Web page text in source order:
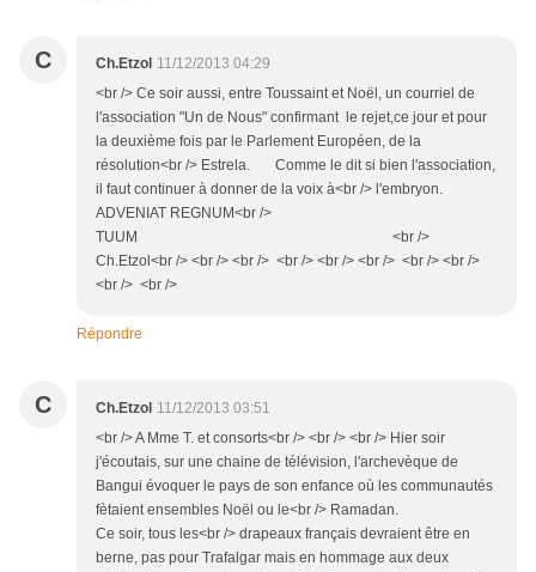
C Ch.Etzol 11/12/2013 04:29
<br /> Ce soir aussi, entre Toussaint et Noël, un courriel de
l'association "Un de Nous" confirmant le rejet,ce jour et pour
la deuxième fois par le Parlement Européen, de la
résolution<br /> Estrela. Comme le dit si bien l'association,
il faut continuer à donner de la voix à<br /> l'embryon.
ADVENIAT REGNUM<br />
TUUM <br />
Ch.Etzol<br /> <br /> <br /> <br /> <br /> <br /> <br /> <br />
<br /> <br />
Répondre
C Ch.Etzol 11/12/2013 03:51
<br /> A Mme T. et consorts<br /> <br /> <br /> Hier soir
j'écoutais, sur une chaine de télévision, l'archevèque de
Bangui évoquer le pays de son enfance où les communautés
fètaient ensembles Noël ou le<br /> Ramadan.
Ce soir, tous les<br /> drapeaux français devraient être en
berne, pas pour Trafalgar mais en hommage aux deux